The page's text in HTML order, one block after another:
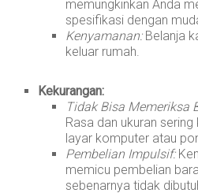
memungkinkan Anda
spesifikasi dengan
Kenyamanan:Belanja
keluar rumah.
Kekurangan:
Tidak Bisa Memeriksa
Rasa dan ukuran
layar komputer atau
Pembelian Impulsif:
memicu pembelian
sebenarnya tidak